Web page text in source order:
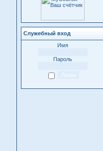
Служебный вход
Имя
Пароль